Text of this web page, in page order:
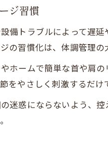
リンパマッサージで
体調改善を実感
東西線利用者か
むくみや疲労感
リラックス効果
日常生活で感じ
ジ習慣
備トラブルによって遅
習慣化は、体調管理の
ホームで簡単な首や肩
をやさしく刺激するだけ
迷惑にならないよう、